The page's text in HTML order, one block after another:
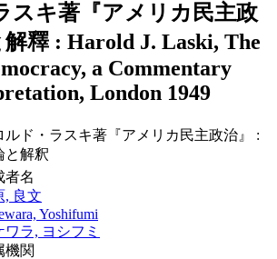
スキ著『アメリカ民主政
釋 : Harold J. Laski, The
a Commentary
London 1949
ルド・ラスキ著『アメリカ民主政治』 :
と解釈
者名
, 良文
Yoshifumi
ワラ, ヨシフミ
機関